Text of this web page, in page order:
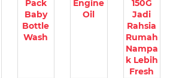
Pack
Baby
Bottle
Wash
Engine
Oil
150G
Jadi
Rahsia
Rumah
Nampa
k Lebih
Fresh